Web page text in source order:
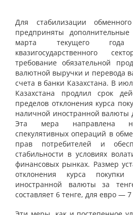
Для стабилизации
предприняты
марта текущего
квазигосударственного
требование обязательной
валютной выручки и перевода
счета в банки Казахстана. В
Казахстана продлил срок
пределов отклонения курса
наличной иностранной валюты
Эта мера направлена
спекулятивных операций в
прав потребителей и
стабильности в условиях
финансовых рынках. Размер
отклонения курса
иностранной валюты за
составляет 6 тенге, для евро — 7